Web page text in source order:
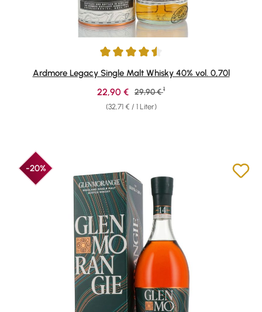
Durchschnittliche Bewertung von 4.61 von 5 Sternen
Ardmore Legacy Single Malt Whisky 40% vol. 0,70l
(32,71 € / 1 Liter)
Verkaufspreis:
22,90 € Regulärer Preis:
29,90 € 1
-20%